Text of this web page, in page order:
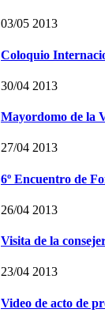
03/05 2013
Coloquio
30/04 2013
Mayordomo de la
27/04 2013
6º Encuentro de
26/04 2013
Visita de la
23/04 2013
Video de acto de